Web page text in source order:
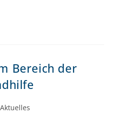
Bereich der
Aktuelles